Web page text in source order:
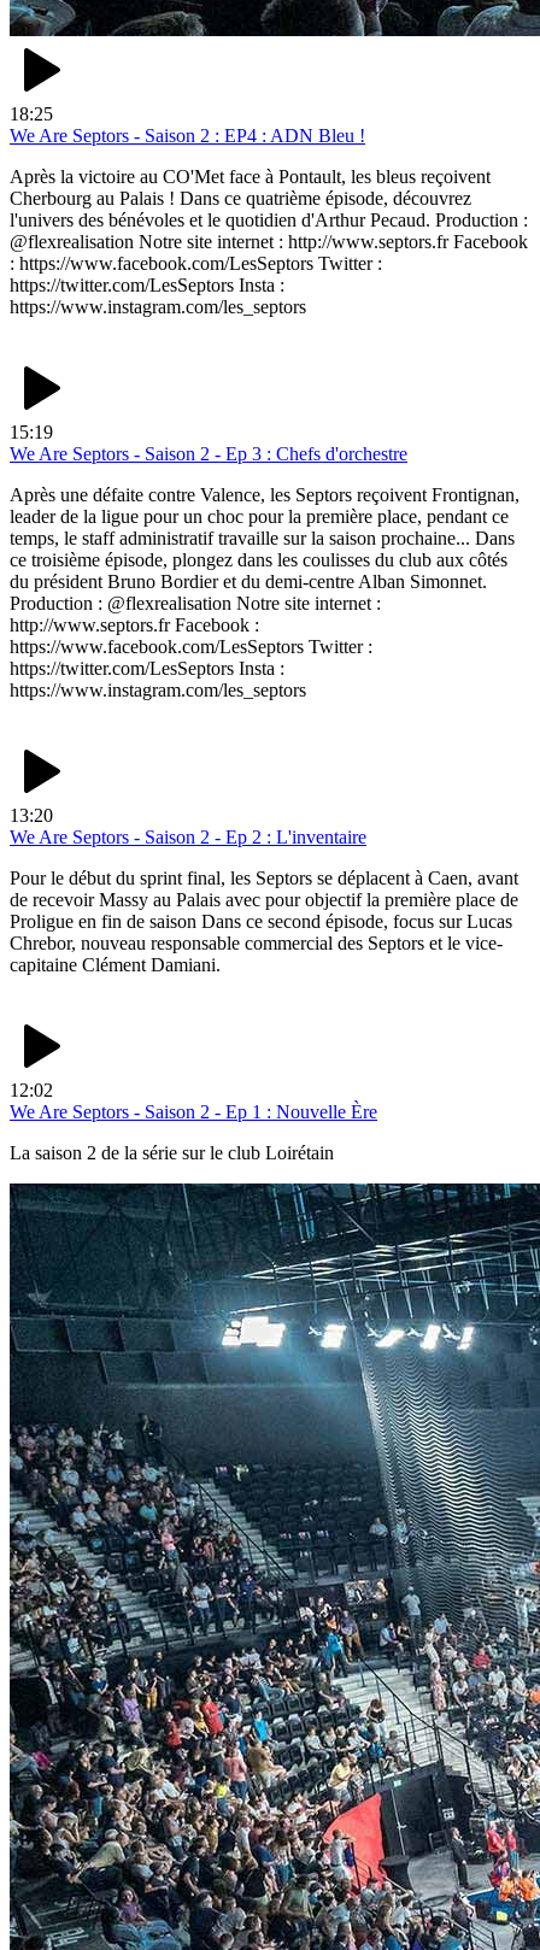
18:25
We Are Septors - Saison 2 : EP4 : ADN Bleu !
Après la victoire au CO'Met face à Pontault, les bleus reçoivent
Cherbourg au Palais ! Dans ce quatrième épisode, découvrez
l'univers des bénévoles et le quotidien d'Arthur Pecaud. Production :
@flexrealisation Notre site internet : http://www.septors.fr Facebook
: https://www.facebook.com/LesSeptors Twitter :
https://twitter.com/LesSeptors Insta :
https://www.instagram.com/les_septors
15:19
We Are Septors - Saison 2 - Ep 3 : Chefs d'orchestre
Après une défaite contre Valence, les Septors reçoivent Frontignan,
leader de la ligue pour un choc pour la première place, pendant ce
temps, le staff administratif travaille sur la saison prochaine... Dans
ce troisième épisode, plongez dans les coulisses du club aux côtés
du président Bruno Bordier et du demi-centre Alban Simonnet.
Production : @flexrealisation Notre site internet :
http://www.septors.fr Facebook :
https://www.facebook.com/LesSeptors Twitter :
https://twitter.com/LesSeptors Insta :
https://www.instagram.com/les_septors
13:20
We Are Septors - Saison 2 - Ep 2 : L'inventaire
Pour le début du sprint final, les Septors se déplacent à Caen, avant
de recevoir Massy au Palais avec pour objectif la première place de
Proligue en fin de saison Dans ce second épisode, focus sur Lucas
Chrebor, nouveau responsable commercial des Septors et le vice-
capitaine Clément Damiani.
12:02
We Are Septors - Saison 2 - Ep 1 : Nouvelle Ère
La saison 2 de la série sur le club Loirétain